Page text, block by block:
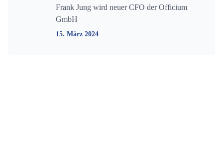
Frank Jung wird neuer CFO der Officium
GmbH
15. März 2024